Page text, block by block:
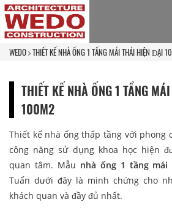
WEDO THIẾT KẾ NHÀ ỐNG 1 TẦNG MÁI THÁI HIỆN ĐẠI
THIẾT KẾ NHÀ ỐNG 1 TẦNG
100M2
Thiết kế nhà ống thấp tầng với phong
công năng sử dụng khoa học hiện
quan tâm. Mẫu nhà ống 1 tầng mái
Tuấn dưới đây là minh chứng cho
khách quan và đầy đủ nhất.